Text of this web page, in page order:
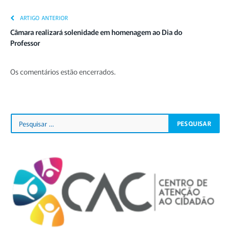
ARTIGO ANTERIOR
Câmara realizará solenidade em homenagem ao Dia do
Professor
Os comentários estão encerrados.